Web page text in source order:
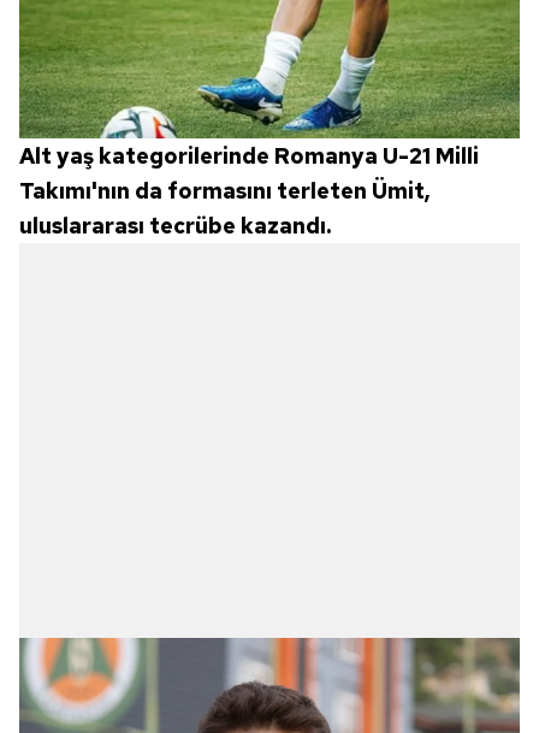
Alt yaş kategorilerinde Romanya U-21 Milli
Takımı'nın da formasını terleten Ümit,
uluslararası tecrübe kazandı.